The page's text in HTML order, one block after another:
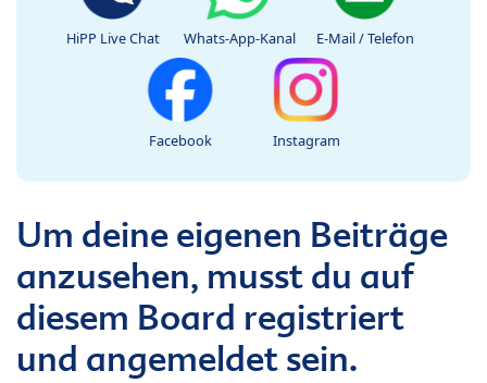
HiPP Live Chat Whats-App-Kanal E-Mail / Telefon
Facebook Instagram
Um deine eigenen Beiträge
anzusehen, musst du auf
diesem Board registriert
und angemeldet sein.